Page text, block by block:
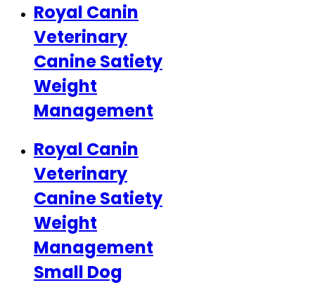
Royal Canin
Veterinary
Canine Satiety
Weight
Management
Royal Canin
Veterinary
Canine Satiety
Weight
Management
Small Dog